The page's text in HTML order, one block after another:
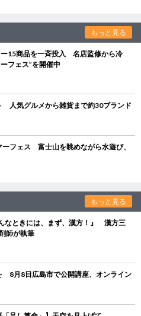
もっと見る
ー15商品を一斉投入 名店監修から冷
フェス”を開催中
人気グルメから雑貨まで約30ブランド
ーフェス 富士山を眺めながら水遊び、
もっと見る
なときには、まず、漢方！』 漢方三
師が執筆
8月8日広島市で公開講座、オンライン